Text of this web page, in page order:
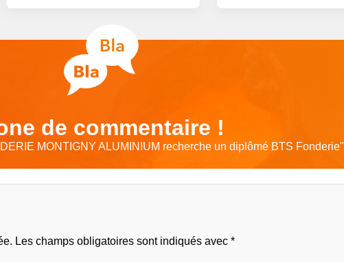
de commentaire !
MONTIGNY ALUMINIUM recherche un diplômé BTS Fonderie"
Les champs obligatoires sont indiqués avec *